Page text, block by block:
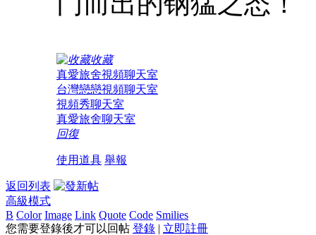
收藏
真愛旅舍視頻聊天室
台灣戀戀視頻聊天室
視頻秀聊天室
真愛旅舍聊天室
回復
使用道具 舉報
返回列表
高級模式
B Color Image Link Quote Code Smilies
您需要登錄後才可以回帖 登錄 | 立即註冊